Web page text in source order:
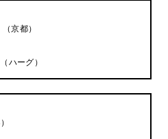
（京都）
（ハーグ）